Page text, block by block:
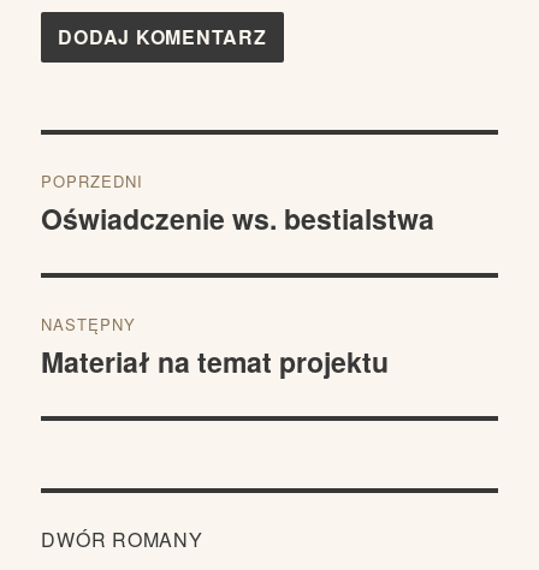
wpisu
POPRZEDNI
Poprzedni
Oświadczenie ws. bestialstwa
NASTĘPNY
Następny
Materiał na temat projektu
DWÓR ROMANY